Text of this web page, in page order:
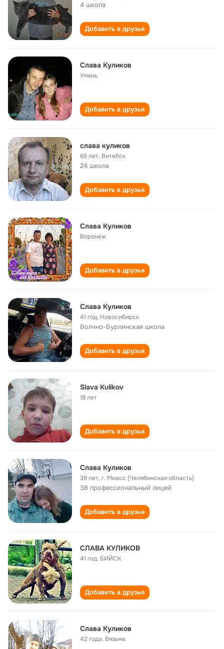
4 школа
Добавить в друзья
Слава Куликов
Умань
Добавить в друзья
слава куликов
65 лет, Витебск
24 школа
Добавить в друзья
Слава Куликов
Воронеж
Добавить в друзья
Слава Куликов
41 год, Новосибирск
Волчно-Бурлинская школа
Добавить в друзья
Slava Kulikov
18 лет
Добавить в друзья
Слава Куликов
39 лет,г. Миасс (Челябинская область)
38 профессиональный лицей
Добавить в друзья
СЛАВА КУЛИКОВ
41 год, БИЙСК
Добавить в друзья
Слава Куликов
42 года, Вязьма